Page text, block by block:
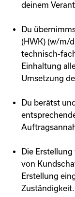
deinem
Du
(HWK) (w/m/
technisch-
Einhaltung
Umsetzung
Du berätst
Die
von
Erstellung
Zuständigkeit.